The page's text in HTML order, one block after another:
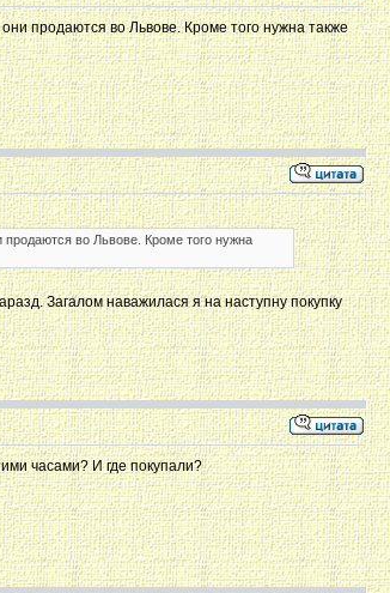
продаются во Львове. Кроме того нужна также
продаются во Львове. Кроме того нужна
Загалом наважилася я на наступну покупку
часами? И где покупали?